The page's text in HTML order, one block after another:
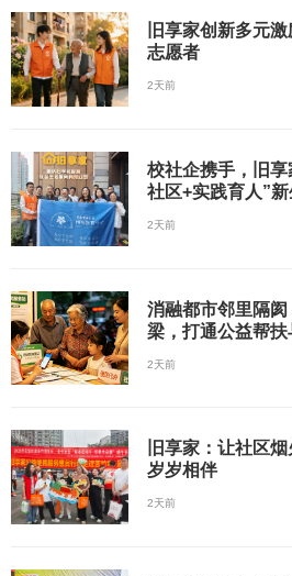
旧享家创新多元
志愿者
2天前
校社企携手，旧
社区+实践育人”
2天前
消融都市邻里隔
梁，打通公益帮扶
2天前
旧享家：让社区
岁岁相伴
2天前